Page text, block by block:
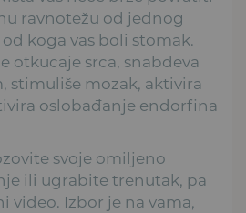
ravnotežu od jednog
koga vas boli stomak.
otkucaje srca, snabdeva
stimuliše mozak, aktivira
oslobađanje endorfina
svoje omiljeno
ili ugrabite trenutak, pa
video. Izbor je na vama,